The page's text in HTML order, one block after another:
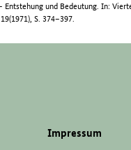
Entstehung und Bedeutung. In:
S. 374–397.
Impressum